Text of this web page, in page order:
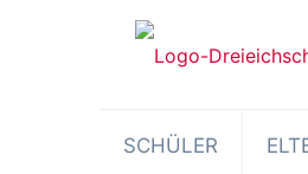
SCHÜLER